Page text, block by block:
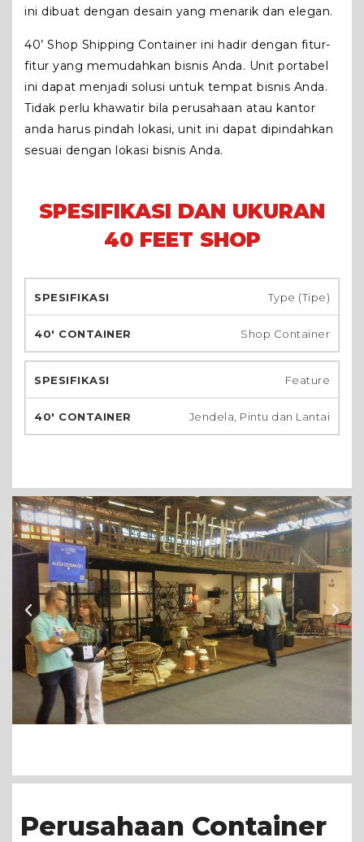
ini dibuat dengan desain yang menarik dan elegan.
40’ Shop Shipping Container ini hadir dengan fitur-
fitur yang memudahkan bisnis Anda. Unit portabel
ini dapat menjadi solusi untuk tempat bisnis Anda.
Tidak perlu khawatir bila perusahaan atau kantor
anda harus pindah lokasi, unit ini dapat dipindahkan
sesuai dengan lokasi bisnis Anda.
SPESIFIKASI DAN UKURAN
40 FEET SHOP
Type (Tipe)
Shop Container
Feature
Jendela, Pintu dan Lantai
Perusahaan Container